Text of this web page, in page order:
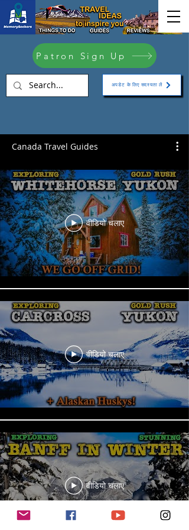
अपडेट के लिए सदस्यता लें
Patron Sign Up
Canada Travel Guides
वीडियो चलाए
वीडियो चलाए
वीडियो चलाए